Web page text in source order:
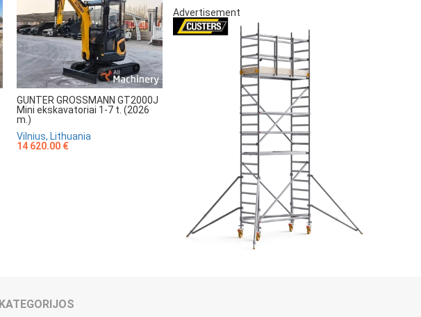
GUNTER GROSSMANN GT2000J
Mini ekskavatoriai 1-7 t. (2026
m.)
Vilnius, Lithuania
14 620.00 €
Advertisement
KATEGORIJOS